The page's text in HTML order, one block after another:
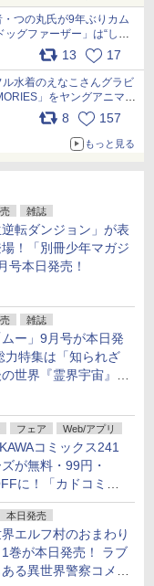
・つの丸氏が9年ぶりカム
ッグファーザー」は“しゃ
アルな暮らしを描く 「も
ない」……一緒に暮らす愛
hEr88DgVyD
13 17
ル水着のえなこさんグラビ
」をヤングアニマル
で公開中 pic.x.com/wdmmjZ7DnV
8 157
もっと見る
雑誌
逆転ダンジョン」が表
！「別冊少年マガジ
号本日発売！
雑誌
ムー」9月号が本日発
力特集は「知られざ
世界『霊界宇宙』の
フェア Web/アプリ
コミックス241
が無料・99円・
に！「カドコミフ
」第2弾が開催中！
本日発売
界エルフ村のおまわり
巻が本日発売！ ラブ
る異世界警察コメデ